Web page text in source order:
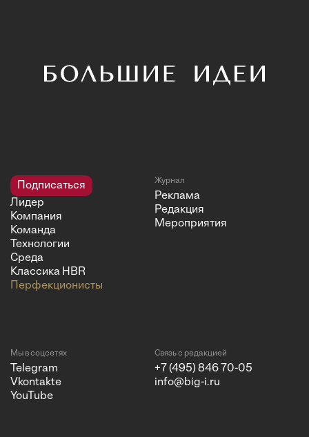
Подписаться
Лидер
Компания
Команда
Технологии
Среда
Классика HBR
Перфекционисты
Журнал
Реклама
Редакция
Мероприятия
Мы в соцсетях
Telegram
Vkontakte
YouTube
Связь с редакцией
+7 (495) 846 70-05
info@big-i.ru